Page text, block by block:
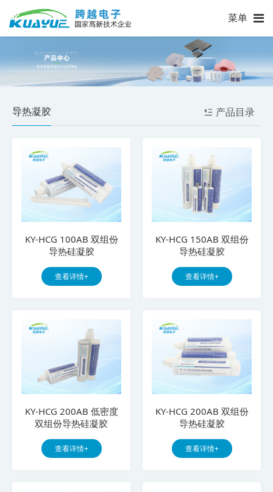
菜单
导热凝胶 产品目录
KY-HCG 100AB 双组份
导热硅凝胶
查看详情+
KY-HCG 150AB 双组份
导热硅凝胶
查看详情+
KY-HCG 200AB 低密度
双组份导热硅凝胶
查看详情+
KY-HCG 200AB 双组份
导热硅凝胶
查看详情+